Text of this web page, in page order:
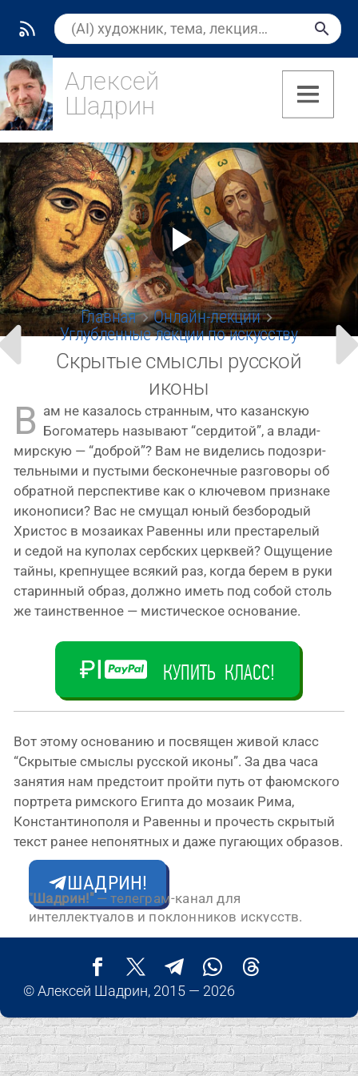
Алексей
Шадрин
(7)
Главная
Онлайн-лекции
Углубленные лекции по искусству
Скрытые смыслы русской
иконы
В ам не каза­лось стран­ным, что казан­скую
Богоматерь назы­ва­ют “сер­ди­той”, а вла­ди­
мир­скую — “доб­рой”? Вам не виде­лись подо­зри­
тель­ны­ми и пусты­ми бес­ко­неч­ные раз­го­во­ры об
обрат­ной пер­спек­ти­ве как о клю­че­вом при­зна­ке
ико­но­пи­си? Вас не сму­щал юный без­бо­ро­дый
Христос в моза­и­ках Равенны или пре­ста­ре­лый
и седой на купо­лах серб­ских церк­вей? Ощущение
тай­ны, креп­ну­щее вся­кий раз, когда берем в руки
ста­рин­ный образ, долж­но иметь под собой столь
же таин­ствен­ное — мисти­че­ское основание.
КУПИТЬ КЛАСС!
Вот это­му осно­ва­нию и посвя­щен живой класс
“Скрытые смыс­лы рус­ской ико­ны”. За два часа
заня­тия нам пред­сто­ит прой­ти путь от фаюм­ско­го
порт­ре­та рим­ско­го Египта до моза­ик Рима,
Константинополя и Равенны и про­честь скры­тый
текст ранее непо­нят­ных и даже пуга­ю­щих образов.
ШАДРИН!
"Шадрин!"— телеграм-канал для
интеллектуалов и поклонников искусств.
© Алексей Шадрин, 2015 — 2026